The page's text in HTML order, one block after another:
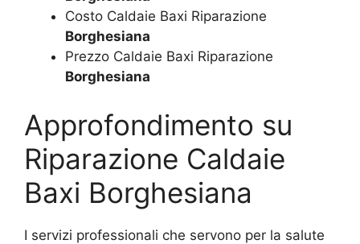
Costo Caldaie Baxi Riparazione
Borghesiana
Prezzo Caldaie Baxi Riparazione
Borghesiana
Approfondimento su
Riparazione Caldaie
Baxi Borghesiana
I servizi professionali che servono per la salute